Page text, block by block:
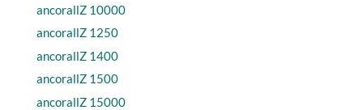
ancorallZ 10000
ancorallZ 1250
ancorallZ 1400
ancorallZ 1500
ancorallZ 15000